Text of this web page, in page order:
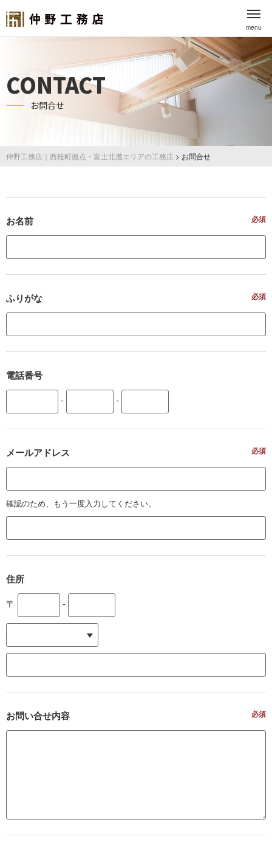
menu
CONTACT
お問合せ
仲野工務店｜西桂町拠点・富士北麓エリアの工務店 > お問合せ
お名前 必須
ふりがな 必須
電話番号
- -
メールアドレス 必須
確認のため、もう一度入力してください。
住所
〒 -
お問い合せ内容 必須